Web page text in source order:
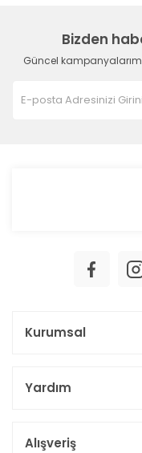
Bizden
Güncel
Kurumsal
Yardım
Alışveriş